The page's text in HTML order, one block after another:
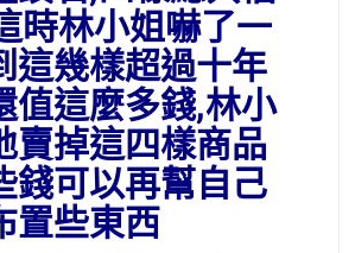
時林小姐嚇了一
這幾樣超過十年
值這麼多錢,林小
賣掉這四樣商品
錢可以再幫自己
置些東西